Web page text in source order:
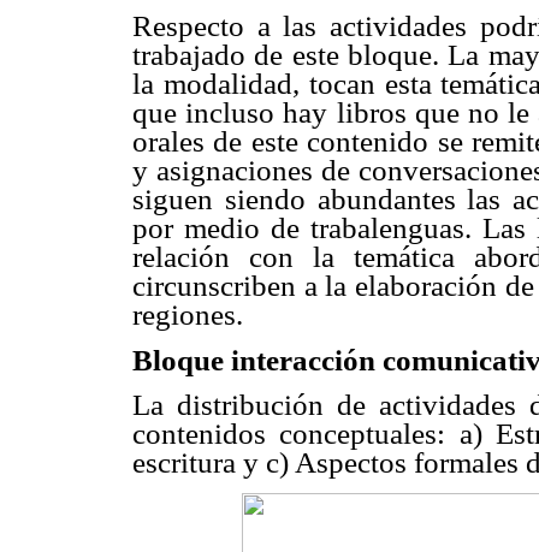
Respecto a las actividades
trabajado de este bloque. La
la modalidad, tocan esta
que incluso hay libros que no
orales de este contenido se
y asignaciones de
siguen siendo abundantes las
por medio de trabalenguas.
relación con la temática
circunscriben a la elaboración
regiones.
Bloque interacción
La distribución de actividades
contenidos conceptuales: a)
escritura y c) Aspectos formales